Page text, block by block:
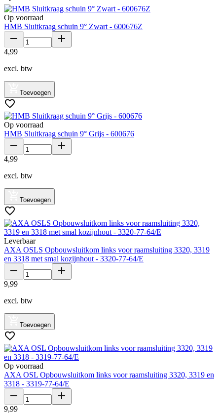
Op voorraad
HMB Sluitkraag schuin 9° Zwart - 600676Z
4,99
excl. btw
Toevoegen
Op voorraad
HMB Sluitkraag schuin 9° Grijs - 600676
4,99
excl. btw
Toevoegen
Leverbaar
AXA OSLS Opbouwsluitkom links voor raamsluiting 3320, 3319
en 3318 met smal kozijnhout - 3320-77-64/E
9,99
excl. btw
Toevoegen
Op voorraad
AXA OSL Opbouwsluitkom links voor raamsluiting 3320, 3319 en
3318 - 3319-77-64/E
9,99